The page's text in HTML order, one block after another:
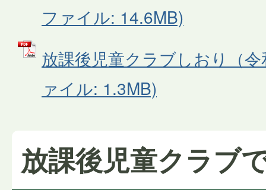
ファイル: 14.6MB)
放課後児童クラブしおり（
ァイル: 1.3MB)
放課後児童クラブ